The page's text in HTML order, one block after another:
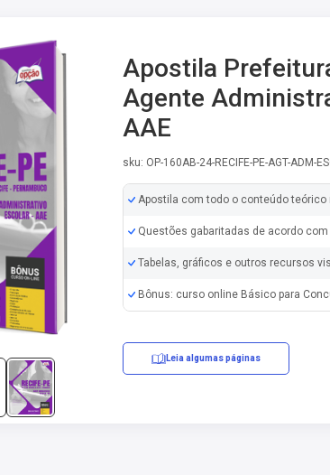
Apostila
Agente
AAE
sku: OP-160AB-24-RECIFE-PE-AGT-ADM-
Apostila com todo o conteúdo
Questões gabaritadas de acordo com
Tabelas, gráficos e outros recursos
Bônus: curso online Básico para
Leia algumas páginas